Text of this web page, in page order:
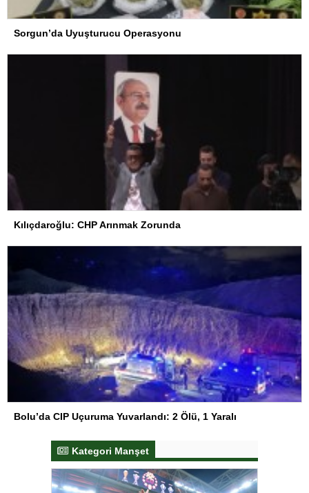
Sorgun’da Uyuşturucu Operasyonu
Kılıçdaroğlu: CHP Arınmak Zorunda
Bolu’da CIP Uçuruma Yuvarlandı: 2 Ölü, 1 Yaralı
Kategori Manşet